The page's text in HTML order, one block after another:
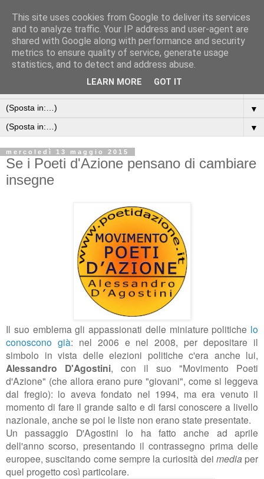
▼
▼
mercoledì 13 maggio 2015
Se i Poeti d'Azione pensano di cambiare
insegne
Il suo emblema gli appassionati delle miniature politiche lo
conoscono già: nel 2006 e nel 2008, per depositare il
simbolo in vista delle elezioni politiche c'era anche lui,
Alessandro D'Agostini, con il suo "Movimento Poeti
d'Azione" (che allora erano pure "giovani", come si leggeva
dal fregio): lo aveva fondato nel 1994, ma era venuto il
momento di fare il grande salto e di farsi conoscere a livello
nazionale, anche se poi le liste non erano state presentate.
Un passaggio D'Agostini lo ha fatto anche ad aprile
dell'anno scorso, presentando il contrassegno prima delle
europee, suscitando come sempre la curiosità dei media per
quel progetto così particolare.
This site uses cookies from Google to deliver its services
and to analyze traffic. Your IP address and user-agent are
shared with Google along with performance and security
metrics to ensure quality of service, generate usage
statistics, and to detect and address abuse.
LEARN MORE GOT IT